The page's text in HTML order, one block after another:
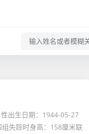
生日期：1944-05-27
失踪时身高：158厘米联